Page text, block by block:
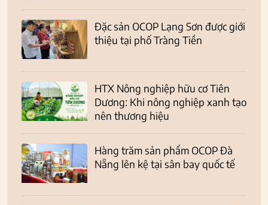
Đặc sản OCOP Lạng Sơn được giới
thiệu tại phố Tràng Tiền
HTX Nông nghiệp hữu cơ Tiên
Dương: Khi nông nghiệp xanh tạo
nên thương hiệu
Hàng trăm sản phẩm OCOP Đà
Nẵng lên kệ tại sân bay quốc tế